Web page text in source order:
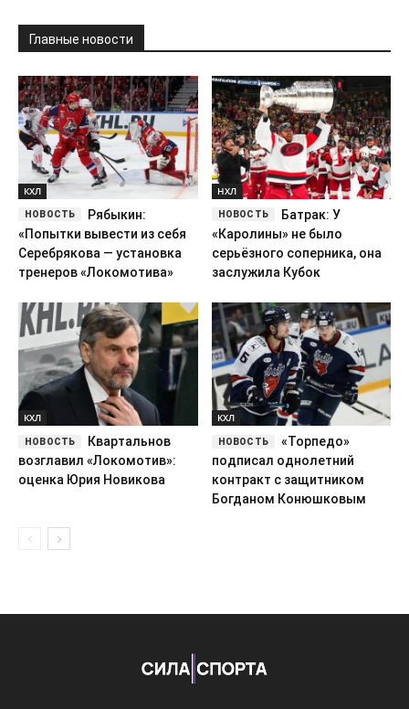
Главные новости
КХЛ
Рябыкин:
«Попытки вывести из себя
Серебрякова — установка
тренеров «Локомотива»
НХЛ
Батрак: У
«Каролины» не было
серьёзного соперника, она
заслужила Кубок
КХЛ
Квартальнов
возглавил «Локомотив»:
оценка Юрия Новикова
КХЛ
«Торпедо»
подписал однолетний
контракт с защитником
Богданом Конюшковым